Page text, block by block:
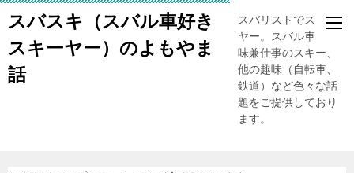
スバスキ（スバル車好き
スキーヤー）のよもやま
話
スバリストでスキー
ヤー。スバル車、趣
味兼仕事のスキー、
他の趣味（自転車、
鉄道）など色々な話
題をご提供しており
ます。